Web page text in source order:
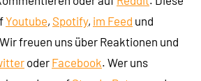
Youtube, Spotify, im Feed und
freuen uns über Reaktionen und
oder Facebook. Wer uns